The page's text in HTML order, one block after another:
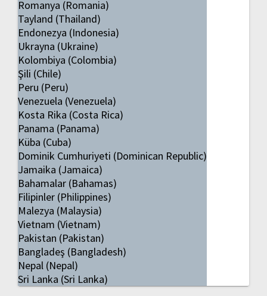
Romanya (Romania)
Tayland (Thailand)
Endonezya (Indonesia)
Ukrayna (Ukraine)
Kolombiya (Colombia)
Şili (Chile)
Peru (Peru)
Venezuela (Venezuela)
Kosta Rika (Costa Rica)
Panama (Panama)
Küba (Cuba)
Dominik Cumhuriyeti (Dominican Republic)
Jamaika (Jamaica)
Bahamalar (Bahamas)
Filipinler (Philippines)
Malezya (Malaysia)
Vietnam (Vietnam)
Pakistan (Pakistan)
Bangladeş (Bangladesh)
Nepal (Nepal)
Sri Lanka (Sri Lanka)